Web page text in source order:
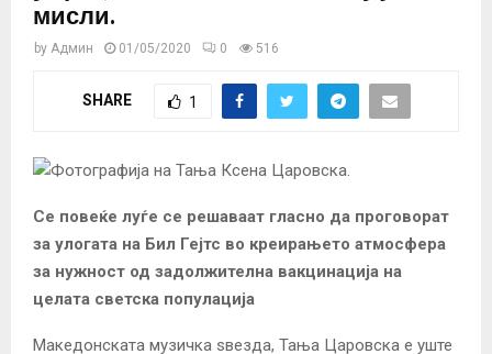
мисли.
by Админ 01/05/2020 0 516
SHARE 1
Се повеќе луѓе се решаваат гласно да проговорат
за улогата на Бил Гејтс во креирањето атмосфера
за нужност од задолжителна вакцинација на
целата светска популација
Македонската музичка ѕвезда, Тања Царовска е уште